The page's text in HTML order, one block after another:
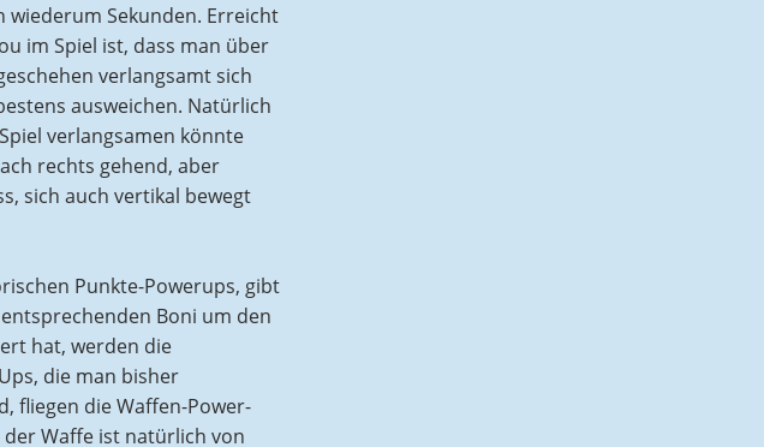
Sekunden. Erreicht
im Spiel ist, dass man über
verlangsamt sich
ausweichen. Natürlich
verlangsamen könnte
rechts gehend, aber
sich auch vertikal bewegt
Punkte-Powerups, gibt
Boni um den
hat, werden die
die man bisher
fliegen die Waffen-Power-
Waffe ist natürlich von